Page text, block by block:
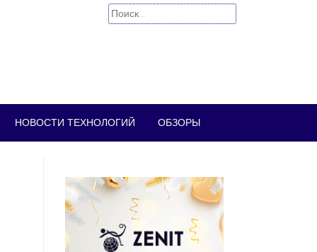
Найти:
НОВОСТИ ТЕХНОЛОГИЙ ОБЗОРЫ